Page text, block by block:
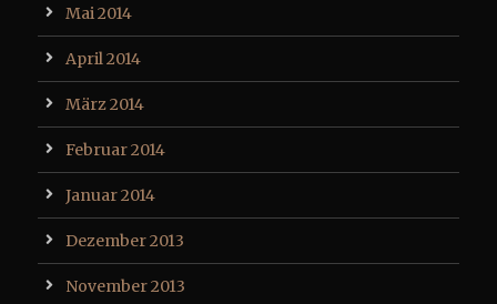
Mai 2014
April 2014
März 2014
Februar 2014
Januar 2014
Dezember 2013
November 2013